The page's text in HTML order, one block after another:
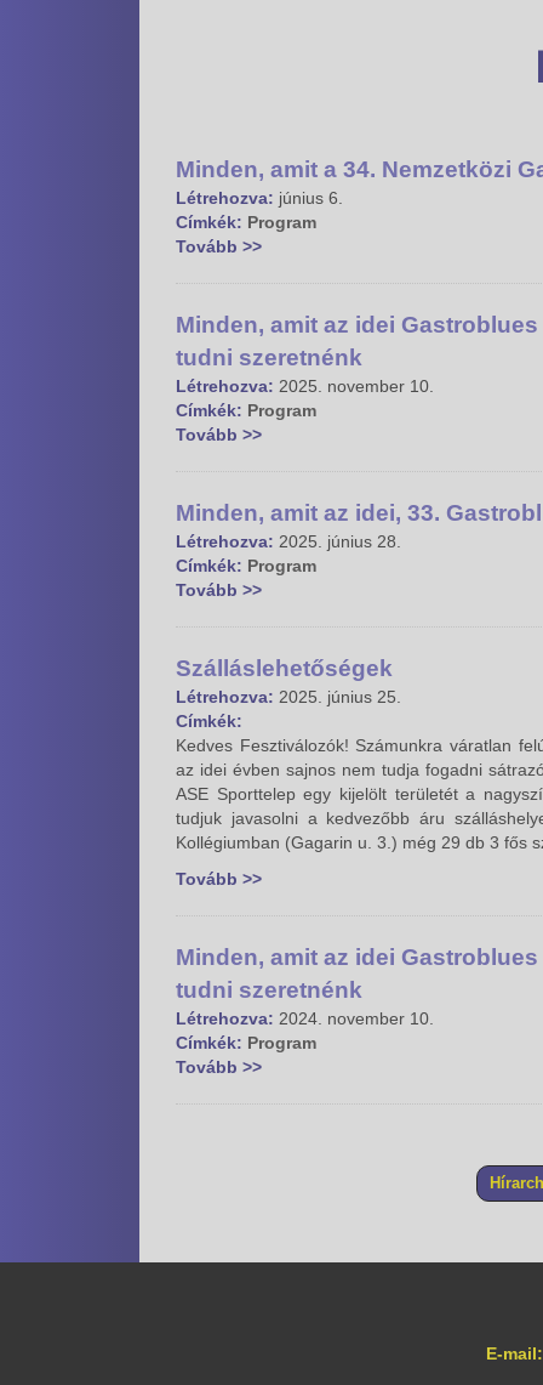
Minden, amit a 34. Nemzetközi
Létrehozva: június 6.
Címkék: Program
Tovább >>
Minden, amit az idei
tudni szeretnénk
Létrehozva: 2025. november 10.
Címkék: Program
Tovább >>
Minden, amit az idei, 33.
Létrehozva: 2025. június 28.
Címkék: Program
Tovább >>
Szálláslehetőségek
Létrehozva: 2025. június 25.
Címkék:
Kedves Fesztiválozók! Számunkra váratlan
az idei évben sajnos nem tudja fogadni
ASE Sporttelep egy kijelölt területét a
tudjuk javasolni a kedvezőbb áru
Kollégiumban (Gagarin u. 3.) még 29 db 3 fős
Tovább >>
Minden, amit az idei
tudni szeretnénk
Létrehozva: 2024. november 10.
Címkék: Program
Tovább >>
E-mail: